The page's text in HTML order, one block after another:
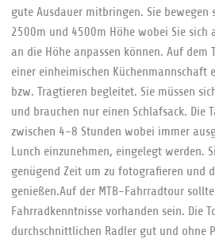
gute Ausdauer mitbringen. Sie bewegen
2500m und 4500m Höhe wobei Sie sich
an die Höhe anpassen können. Auf dem
einer einheimischen Küchenmannschaft
bzw. Tragtieren begleitet. Sie müssen
und brauchen nur einen Schlafsack. Die
zwischen 4-8 Stunden wobei immer
Lunch einzunehmen, eingelegt werden.
genügend Zeit um zu fotografieren und
genießen.Auf der MTB-Fahrradtour
Fahrradkenntnisse vorhanden sein. Die
durchschnittlichen Radler gut und ohne